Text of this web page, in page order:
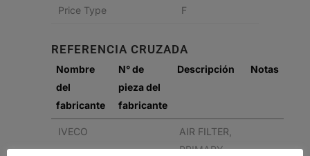
Price Type F
REFERENCIA CRUZADA
Nombre
del
fabricante
N° de
pieza del
fabricante
Descripción Notas
IVECO
AIR FILTER,
PRIMARY